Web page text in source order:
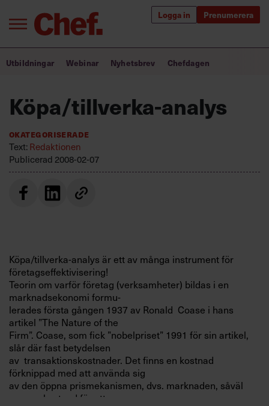
Logga in Prenumerera
Kundservice
Villkor och policy för
personuppgiftsbehandling
Sök
efter:
Bra ledare förändrar världen
Innehåll från Chef
Utbildning för ledare
Chefakademin+
Populära utbildningar
Utbildningar Webinar Nyhetsbrev Chefdagen
Köpa/tillverka-analys
Okategoriserade
Text:Redaktionen
Publicerad 2008-02-07
Köpa/tillverka-analys är ett av många instrument för
företagseffektivisering!
Teorin om varför företag (verksamheter) bildas i en
marknadsekonomi formu-
lerades första gången 1937 av Ronald Coase i hans
artikel ”The Nature of the
Firm”. Coase, som fick ”nobelpriset” 1991 för sin artikel,
slår där fast betydelsen
av transaktionskostnader. Det finns en kostnad
förknippad med att använda sig
av den öppna prismekanismen, dvs. marknaden, såväl
som en kostnad för att